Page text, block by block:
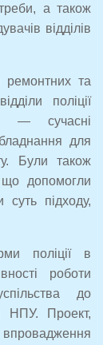
а також
відділів
та
поліції
— сучасні
для
Були також
що допомогли
суть підходу,
поліції в
роботи
до
НПУ. Проект,